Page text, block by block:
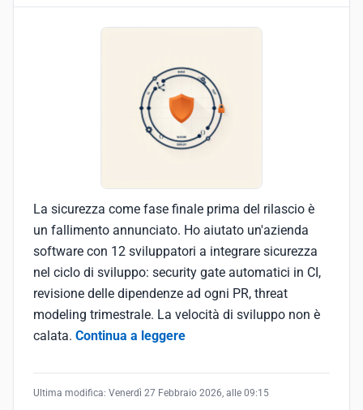
La sicurezza come fase finale prima del rilascio è
un fallimento annunciato. Ho aiutato un'azienda
software con 12 sviluppatori a integrare sicurezza
nel ciclo di sviluppo: security gate automatici in CI,
revisione delle dipendenze ad ogni PR, threat
modeling trimestrale. La velocità di sviluppo non è
calata. Continua a leggere
Ultima modifica: Venerdì 27 Febbraio 2026, alle 09:15